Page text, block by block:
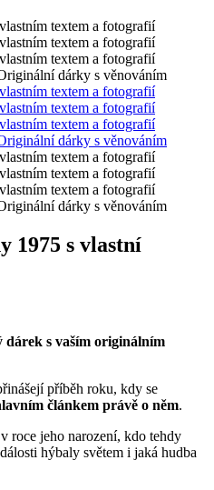
1975 s vlastní
dárek s vaším originálním
příběh roku, kdy se
článkem právě o něm.
roce jeho narození, kdo tehdy
hýbaly světem i jaká hudba